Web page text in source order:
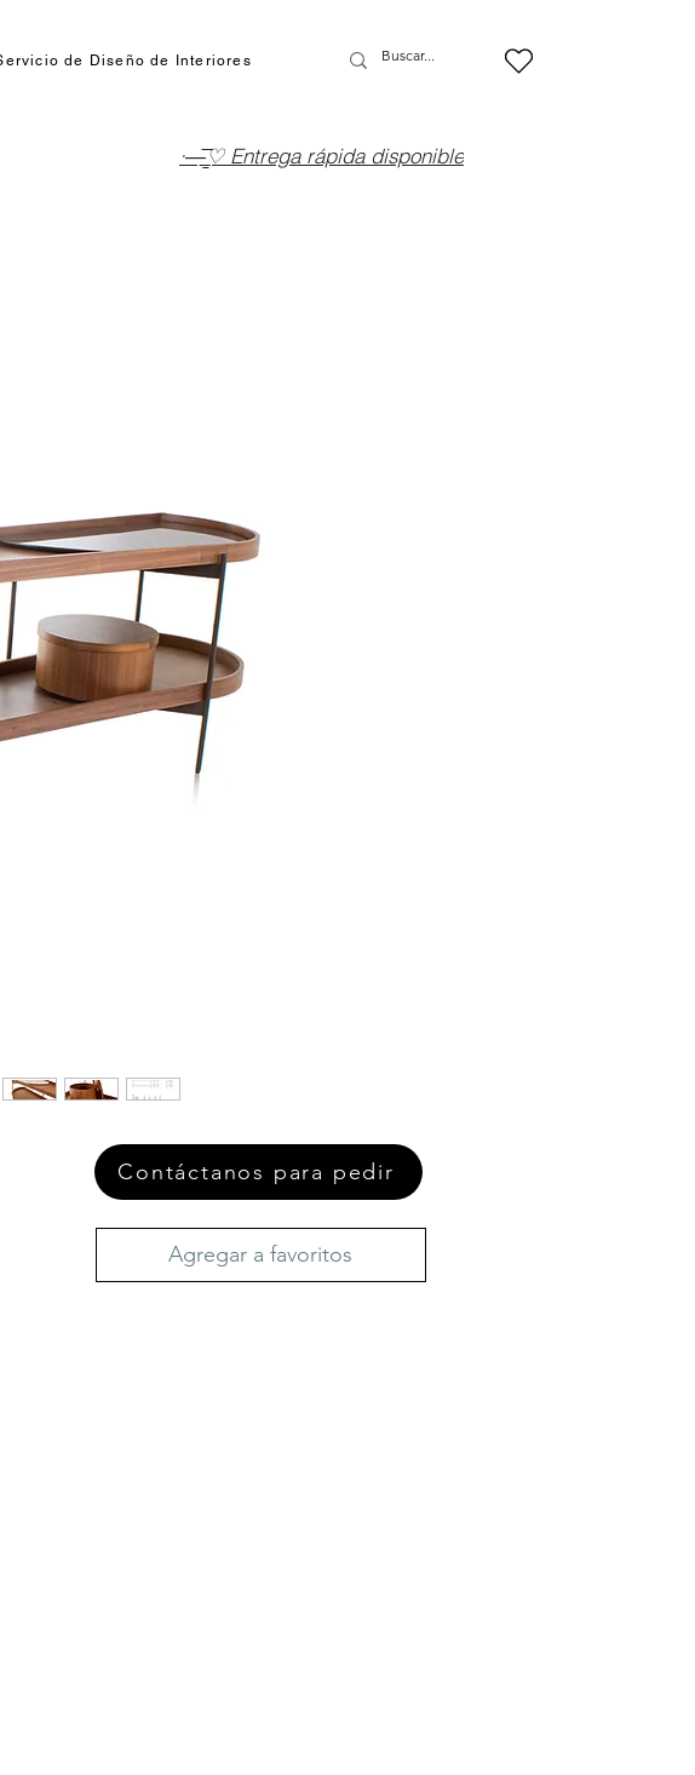
de Diseño de Interiores
·—̳͟͞͞♡ Entrega rápida disponible
Agregar a favoritos
Contáctanos para pedir